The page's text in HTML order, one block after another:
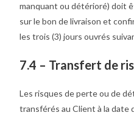
manquant ou détérioré) doit
sur le bon de livraison et
les trois (3) jours ouvrés
7.4 – Transfert de
Les risques de perte ou de
transférés au Client à la date